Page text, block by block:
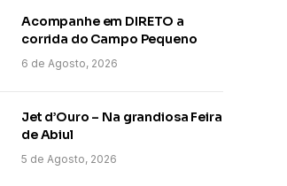
Acompanhe em DIRETO a
corrida do Campo Pequeno
6 de Agosto, 2026
Jet d’Ouro – Na grandiosa Feira
de Abiul
5 de Agosto, 2026